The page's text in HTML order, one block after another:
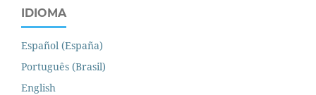
IDIOMA
Español (España)
Português (Brasil)
English